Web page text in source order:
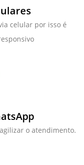
celular por isso é
o atendimento.